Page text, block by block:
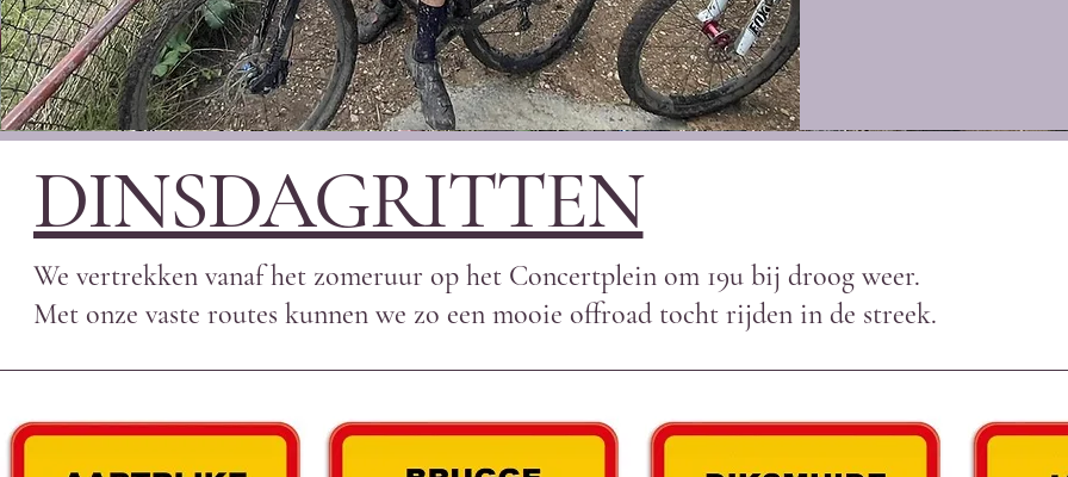
DINSDAGRITTEN
We vertrekken vanaf het zomeruur op het Concertplein om 19u bij droog weer.
Met onze vaste routes kunnen we zo een mooie offroad tocht rijden in de streek.